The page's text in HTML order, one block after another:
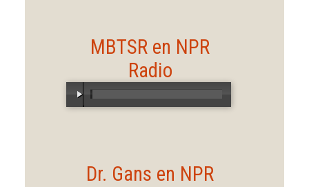
MBTSR en NPR
Radio
Dr. Gans en NPR